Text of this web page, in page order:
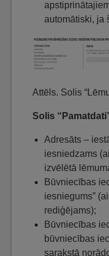
automātiski, ja
Attēls. Solis
Solis
Adresāts –
iesniedzams
izvēlētā
Būvniecības
iesniegums”
rediģējams);
Būvniecības
būvniecības
sarakstā